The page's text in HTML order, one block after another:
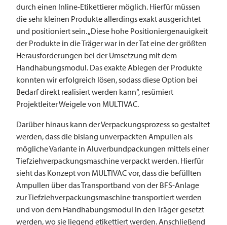
durch einen Inline-Etikettierer möglich. Hierfür müssen
die sehr kleinen Produkte allerdings exakt ausgerichtet
und positioniert sein. „Diese hohe Positioniergenauigkeit
der Produkte in die Träger war in der Tat eine der größten
Herausforderungen bei der Umsetzung mit dem
Handhabungsmodul. Das exakte Ablegen der Produkte
konnten wir erfolgreich lösen, sodass diese Option bei
Bedarf direkt realisiert werden kann“, resümiert
Projektleiter Weigele von ­­MULTIVAC.
Darüber hinaus kann der Verpackungsprozess so gestaltet
werden, dass die bislang unverpackten Ampullen als
mögliche Variante in Aluverbundpackungen mittels einer
Tiefziehverpackungsmaschine verpackt werden. Hierfür
sieht das Konzept von ­­MULTIVAC vor, dass die befüllten
Ampullen über das Transportband von der BFS-Anlage
zur Tiefziehverpackungsmaschine transportiert werden
und von dem Handhabungsmodul in den Träger gesetzt
werden, wo sie liegend etikettiert werden. Anschließend